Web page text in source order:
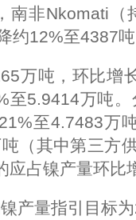
南非Nkomati（
约12%至4387
万吨，环比增
至5.9414万吨
至4.7483万
（其中第三方
应占镍产量环比
产量指引目标